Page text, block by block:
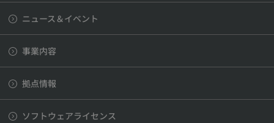
ニュース＆イベント
事業内容
拠点情報
ソフトウェアライセンス